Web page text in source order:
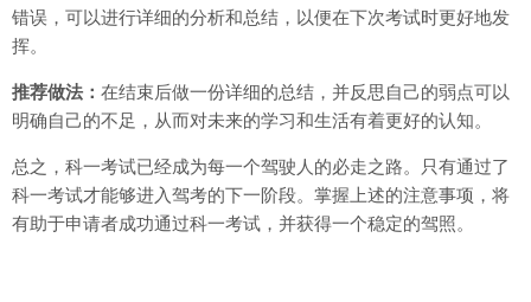
错误，可以进行详细的分析和总结，以便在下次考试时更好地发
挥。
推荐做法： 在结束后做一份详细的总结，并反思自己的弱点可以
明确自己的不足，从而对未来的学习和生活有着更好的认知。
总之，科一考试已经成为每一个驾驶人的必走之路。只有通过了
科一考试才能够进入驾考的下一阶段。掌握上述的注意事项，将
有助于申请者成功通过科一考试，并获得一个稳定的驾照。